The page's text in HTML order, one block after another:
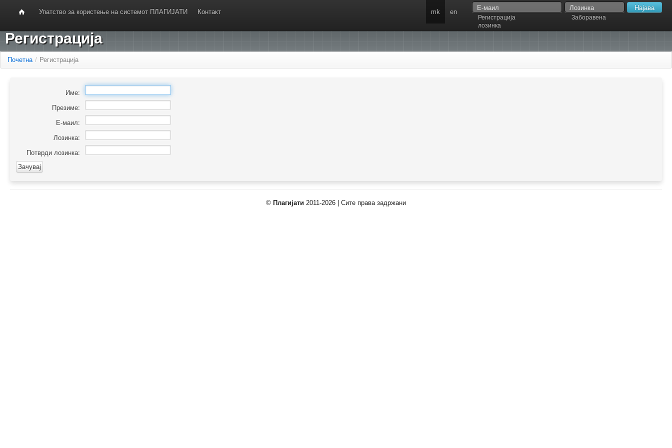
Упатство за користење на системот ПЛАГИЈАТИ Контакт
Регистрација
Заборавена
лозинка
mk en
Регистрација
Почетна / Регистрација
Име:
Презиме:
Е-маил:
Лозинка:
Потврди лозинка:
© Плагијати 2011-2026 | Сите права задржани